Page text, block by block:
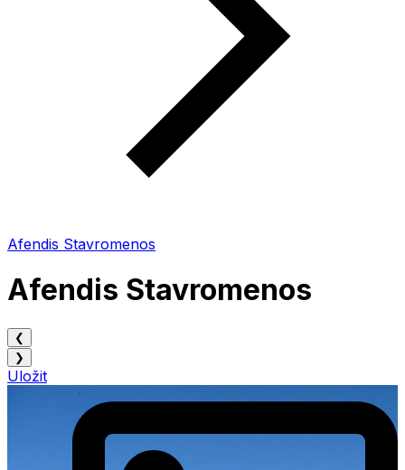
Afendis Stavromenos
Afendis Stavromenos
❮
❯
Uložit